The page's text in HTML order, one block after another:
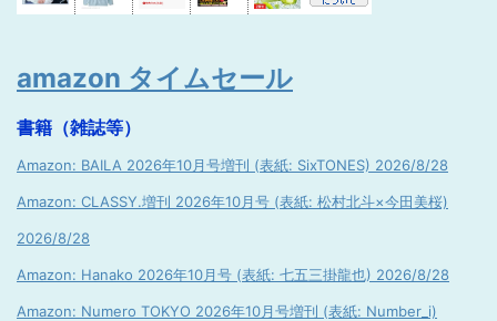
amazon タイムセール
書籍（雑誌等）
Amazon: BAILA 2026年10月号増刊 (表紙: SixTONES) 2026/8/28
Amazon: CLASSY.増刊 2026年10月号 (表紙: 松村北斗×今田美桜)
2026/8/28
Amazon: Hanako 2026年10月号 (表紙: 七五三掛龍也) 2026/8/28
Amazon: Numero TOKYO 2026年10月号増刊 (表紙: Number_i)